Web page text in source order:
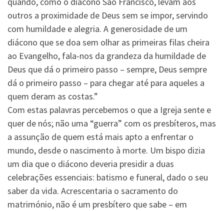
outros a proximidade de Deus sem se impor, servindo
com humildade e alegria. A generosidade de um
diácono que se doa sem olhar as primeiras filas cheira
ao Evangelho, fala-nos da grandeza da humildade de
Deus que dá o primeiro passo – sempre, Deus sempre
dá o primeiro passo – para chegar até para aqueles a
quem deram as costas.”
Com estas palavras percebemos o que a Igreja sente e
quer de nós; não uma “guerra” com os presbíteros, mas
a assunção de quem está mais apto a enfrentar o
mundo, desde o nascimento à morte. Um bispo dizia
um dia que o diácono deveria presidir a duas
celebrações essenciais: batismo e funeral, dado o seu
saber da vida. Acrescentaria o sacramento do
matrimónio, não é um presbítero que sabe – em